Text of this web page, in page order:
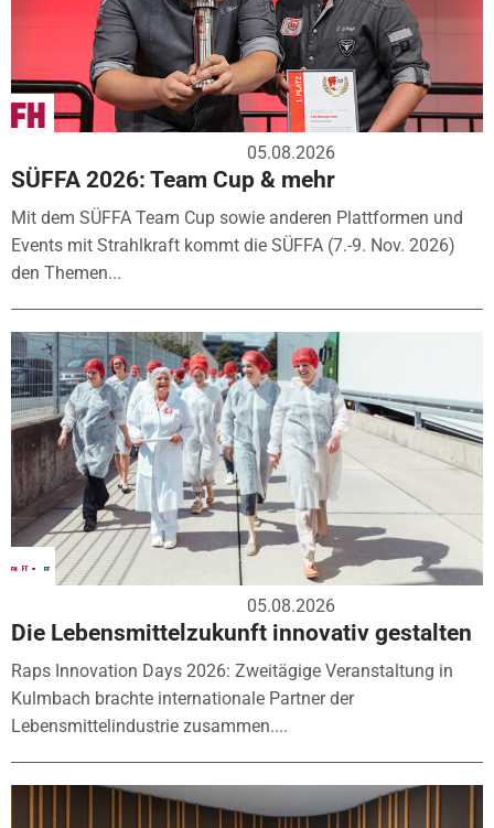
05.08.2026
SÜFFA 2026: Team Cup & mehr
Mit dem SÜFFA Team Cup sowie anderen Plattformen und
Events mit Strahlkraft kommt die SÜFFA (7.-9. Nov. 2026)
den Themen...
05.08.2026
Die Lebensmittelzukunft innovativ gestalten
Raps Innovation Days 2026: Zweitägige Veranstaltung in
Kulmbach brachte internationale Partner der
Lebensmittelindustrie zusammen....